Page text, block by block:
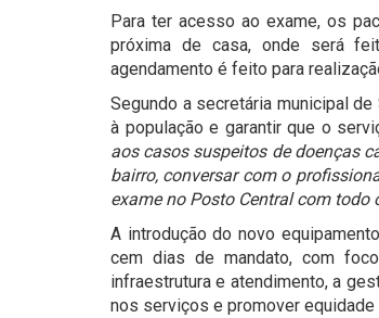
Para ter acesso ao exame, os
próxima de casa, onde será
agendamento é feito para
Segundo a secretária municipal
à população e garantir que o
aos casos suspeitos de doenças
bairro, conversar com o
exame no Posto Central com todo
A introdução do novo
cem dias de mandato, com
infraestrutura e atendimento, a
nos serviços e promover equidade